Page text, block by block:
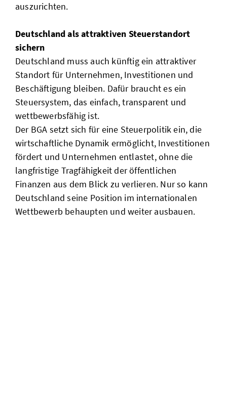
auszurichten.
Deutschland als attraktiven Steuerstandort
sichern
Deutschland muss auch künftig ein attraktiver
Standort für Unternehmen, Investitionen und
Beschäftigung bleiben. Dafür braucht es ein
Steuersystem, das einfach, transparent und
wettbewerbsfähig ist.
Der BGA setzt sich für eine Steuerpolitik ein, die
wirtschaftliche Dynamik ermöglicht, Investitionen
fördert und Unternehmen entlastet, ohne die
langfristige Tragfähigkeit der öffentlichen
Finanzen aus dem Blick zu verlieren. Nur so kann
Deutschland seine Position im internationalen
Wettbewerb behaupten und weiter ausbauen.